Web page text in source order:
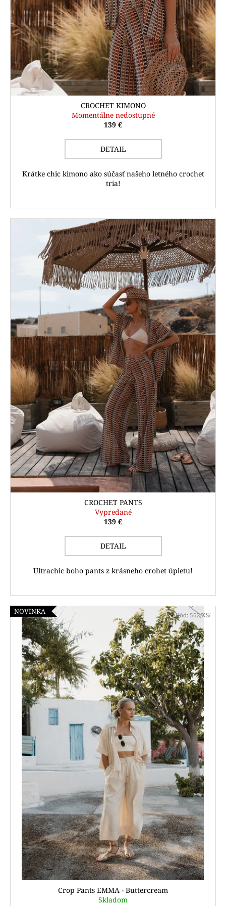
CROCHET KIMONO
Momentálne nedostupné
139 €
DETAIL
Krátke chic kimono ako súčasť našeho letného crochet
tria!
CROCHET PANTS
Vypredané
139 €
DETAIL
Ultrachic boho pants z krásneho crohet úpletu!
Kód: 776/S/M
NOVINKA
Crop Pants EMMA - Buttercream
Skladom
Kód: 562/XS/
a
m
e